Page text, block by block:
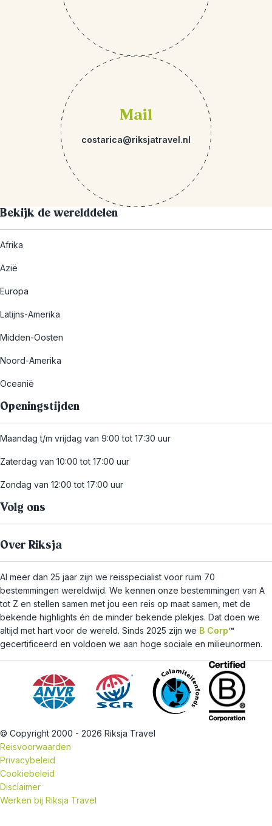
Mail
costarica@riksjatravel.nl
Bekijk de werelddelen
Afrika
Azië
Europa
Latijns-Amerika
Midden-Oosten
Noord-Amerika
Oceanië
Openingstijden
Maandag t/m vrijdag van 9:00 tot 17:30 uur
Zaterdag van 10:00 tot 17:00 uur
Zondag van 12:00 tot 17:00 uur
Volg ons
Over Riksja
Al meer dan 25 jaar zijn we reisspecialist voor ruim 70
bestemmingen wereldwijd. We kennen onze bestemmingen van A
tot Z en stellen samen met jou een reis op maat samen, met de
bekende highlights én de minder bekende plekjes. Dat doen we
altijd met hart voor de wereld. Sinds 2025 zijn we B Corp™
gecertificeerd en voldoen we aan hoge sociale en milieunormen.
© Copyright 2000 - 2026 Riksja Travel
Reisvoorwaarden
Privacybeleid
Cookiebeleid
Disclaimer
Werken bij Riksja Travel